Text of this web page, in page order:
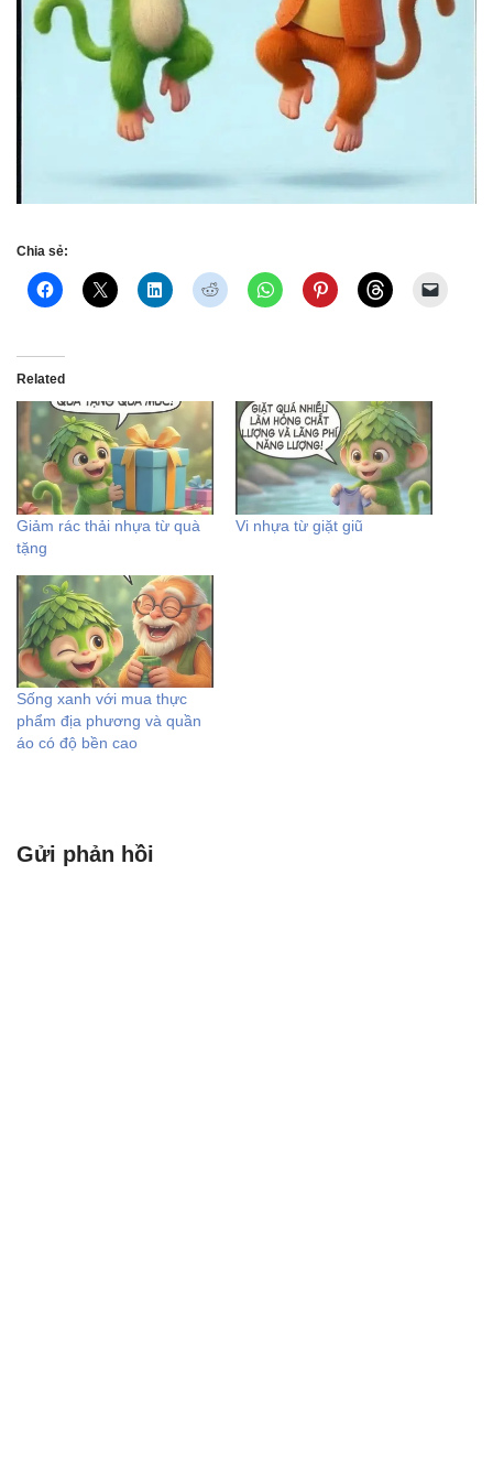
Chia sẻ:
Related
Giảm rác thải nhựa từ quà
tặng
Vi nhựa từ giặt giũ
Sống xanh với mua thực
phẩm địa phương và quần
áo có độ bền cao
Gửi phản hồi